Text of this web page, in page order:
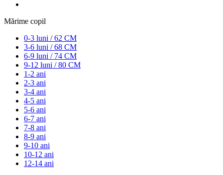
Mărime copil
0-3 luni / 62 CM
3-6 luni / 68 CM
6-9 luni / 74 CM
9-12 luni / 80 CM
1-2 ani
2-3 ani
3-4 ani
4-5 ani
5-6 ani
6-7 ani
7-8 ani
8-9 ani
9-10 ani
10-12 ani
12-14 ani